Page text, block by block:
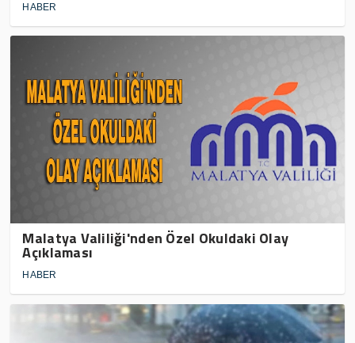
HABER
Malatya Valiliği'nden Özel Okuldaki Olay
Açıklaması
HABER